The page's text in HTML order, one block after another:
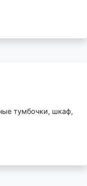
тумбочки, шкаф,